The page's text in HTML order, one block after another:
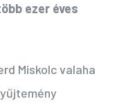
ezer éves
Miskolc valaha